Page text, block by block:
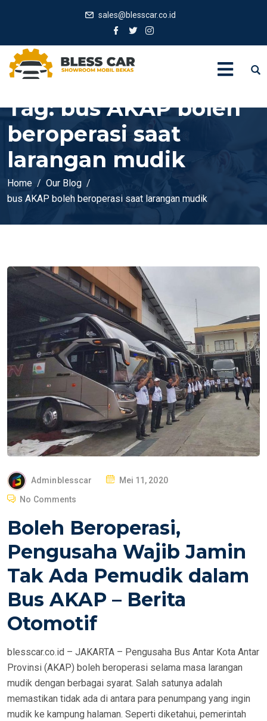
sales@blesscar.co.id
Tag:bus AKAP boleh
beroperasi saat
larangan mudik
Home
Our Blog
bus AKAP boleh beroperasi saat larangan mudik
Adminblesscar
P
T
E
O
Mei 11, 2020
No Comments
Boleh Beroperasi,
Pengusaha Wajib Jamin
Tak Ada Pemudik dalam
Bus AKAP – Berita
Otomotif
blesscar.co.id – JAKARTA – Pengusaha Bus Antar Kota Antar
Provinsi (AKAP) boleh beroperasi selama masa larangan
mudik dengan berbagai syarat. Salah satunya adalah
memastikan tidak ada di antara para penumpang yang ingin
mudik ke kampung halaman. Seperti diketahui, pemerintah